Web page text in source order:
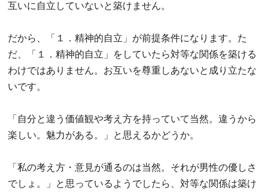
互いに自立していないと築けません。
だから、「１．精神的自立」が前提条件になります。た
だ、「１．精神的自立」をしていたら対等な関係を築ける
わけではありません。お互いを尊重しあないと成り立たな
いです。
「自分と違う価値観や考え方を持っていて当然。違うから
楽しい。魅力がある。」と思えるかどうか。
「私の考え方・意見が通るのは当然。それが男性の優しさ
でしょ。」と思っているようでしたら、対等な関係は築け